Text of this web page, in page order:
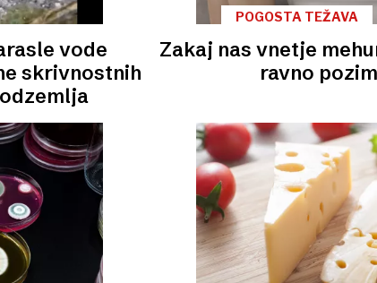
vode
skrivnostnih
POGOSTA TEŽAVA
Zakaj nas vnetje
ravno